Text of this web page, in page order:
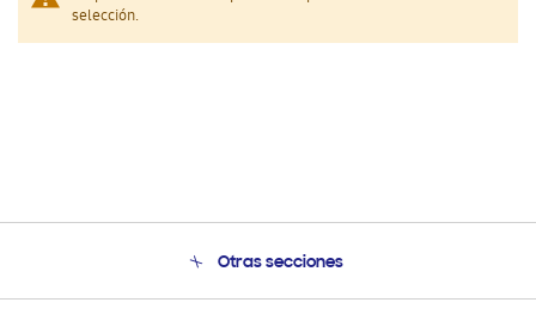
selección.
Otras secciones